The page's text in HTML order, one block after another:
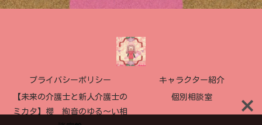
プライバシーポリシー キャラクター紹介
【未来の介護士と新人介護士の
ミカタ】櫻 絢音のゆる〜い相
個別相談室